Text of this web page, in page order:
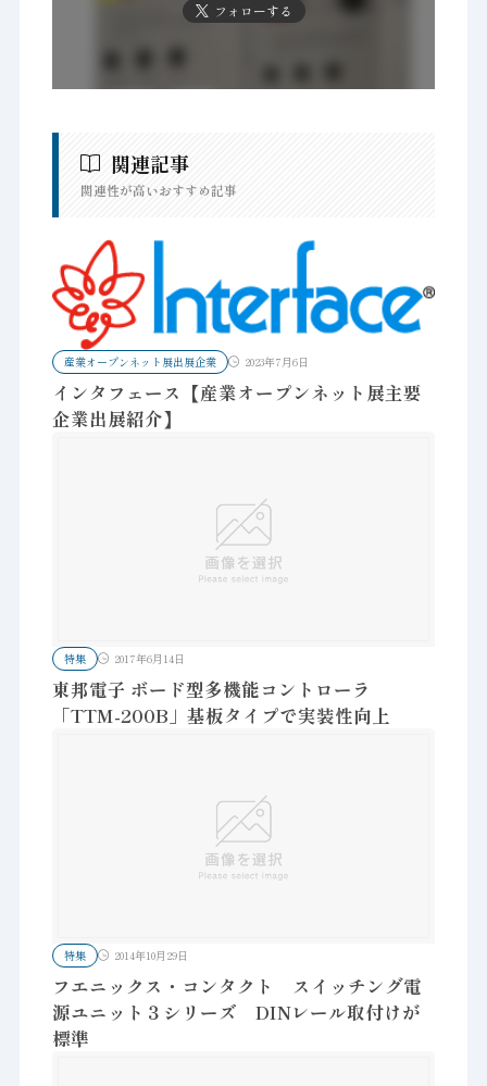
フォローする
関連記事
関連性が高いおすすめ記事
産業オープンネット展出展企業 2023年7月6日
インタフェース【産業オープンネット展主要
企業出展紹介】
特集 2017年6月14日
東邦電子 ボード型多機能コントローラ
「TTM-200B」基板タイプで実装性向上
特集 2014年10月29日
フエニックス・コンタクト スイッチング電
源ユニット３シリーズ DINレール取付けが
標準